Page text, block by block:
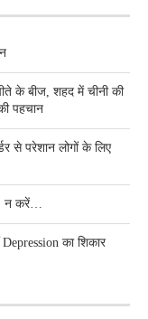
के बीज, शहद में चीनी की
पहचान
से परेशान लोगों के लिए
, न करें…
का शिकार